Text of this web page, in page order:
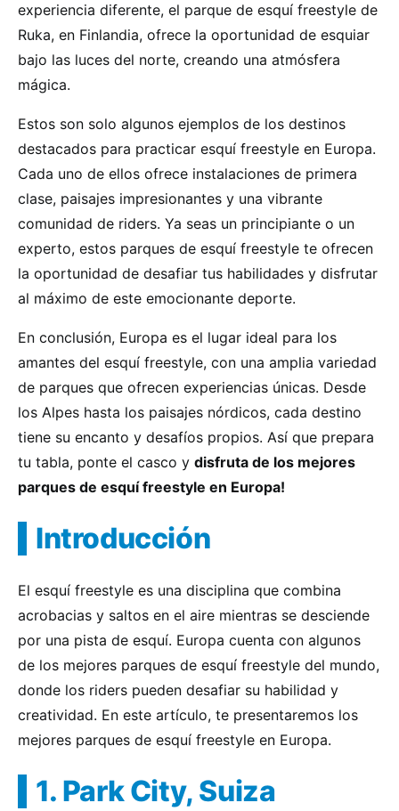
experiencia diferente, el parque de esquí freestyle de
Ruka, en Finlandia, ofrece la oportunidad de esquiar
bajo las luces del norte, creando una atmósfera
mágica.
Estos son solo algunos ejemplos de los destinos
destacados para practicar esquí freestyle en Europa.
Cada uno de ellos ofrece instalaciones de primera
clase, paisajes impresionantes y una vibrante
comunidad de riders. Ya seas un principiante o un
experto, estos parques de esquí freestyle te ofrecen
la oportunidad de desafiar tus habilidades y disfrutar
al máximo de este emocionante deporte.
En conclusión, Europa es el lugar ideal para los
amantes del esquí freestyle, con una amplia variedad
de parques que ofrecen experiencias únicas. Desde
los Alpes hasta los paisajes nórdicos, cada destino
tiene su encanto y desafíos propios. Así que prepara
tu tabla, ponte el casco y disfruta de los mejores
parques de esquí freestyle en Europa!
Introducción
El esquí freestyle es una disciplina que combina
acrobacias y saltos en el aire mientras se desciende
por una pista de esquí. Europa cuenta con algunos
de los mejores parques de esquí freestyle del mundo,
donde los riders pueden desafiar su habilidad y
creatividad. En este artículo, te presentaremos los
mejores parques de esquí freestyle en Europa.
1. Park City, Suiza